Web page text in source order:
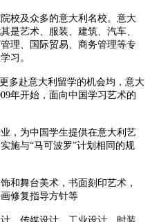
校及众多的意大利名校。意大
是艺术、服装、建筑、汽车、
理、国际贸易、商务管理等专
习。
多赴意大利留学的机会均，意大
年开始，面向中国学习艺术的
，为中国学生提供在意大利艺
施与“马可波罗”计划相同的规
和舞台美术，书面刻印艺术，
修复指导方针等